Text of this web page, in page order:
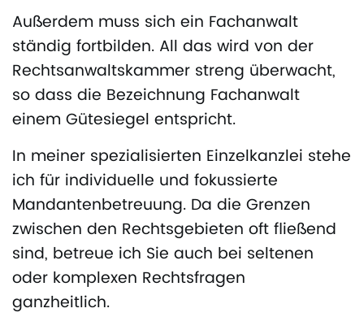
Außerdem muss sich ein Fachanwalt
ständig fortbilden. All das wird von der
Rechtsanwaltskammer streng überwacht,
so dass die Bezeichnung Fachanwalt
einem Gütesiegel entspricht.
In meiner spezialisierten Einzelkanzlei stehe
ich für individuelle und fokussierte
Mandantenbetreuung. Da die Grenzen
zwischen den Rechtsgebieten oft fließend
sind, betreue ich Sie auch bei seltenen
oder komplexen Rechtsfragen
ganzheitlich.